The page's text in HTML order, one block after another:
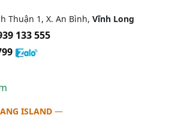
Thuận 1, X. An Bình, Vĩnh Long
133 555
ISLAND ―